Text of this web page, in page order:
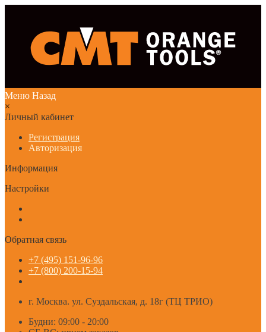
Меню Назад
×
Личный кабинет
Регистрация
Авторизация
Информация
Настройки
Обратная связь
+7 (495) 151-96-96
+7 (800) 200-15-94
г. Москва. ул. Суздальская, д. 18г (ТЦ ТРИО)
Будни: 09:00 - 20:00